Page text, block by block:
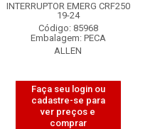
INTERRUPTOR EMERG CRF250
19-24
Código: 85968
Embalagem: PECA
ALLEN
Faça seu login ou
cadastre-se para
ver preços e
comprar